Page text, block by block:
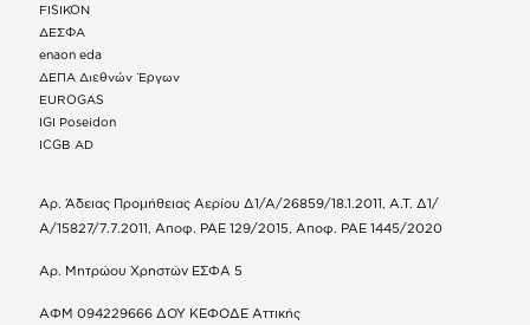
FISIKON
ΔΕΣΦΑ
enaon eda
ΔΕΠΑ Διεθνών Έργων
EUROGAS
IGI Poseidon
ICGB AD
Αρ. Άδειας Προμήθειας Αερίου Δ1/Α/26859/18.1.2011, Α.Τ. Δ1/
Α/15827/7.7.2011, Αποφ. ΡΑΕ 129/2015, Αποφ. ΡΑΕ 1445/2020
Αρ. Μητρώου Χρηστών ΕΣΦΑ 5
ΑΦΜ 094229666 ΔΟΥ ΚΕΦΟΔΕ Αττικής